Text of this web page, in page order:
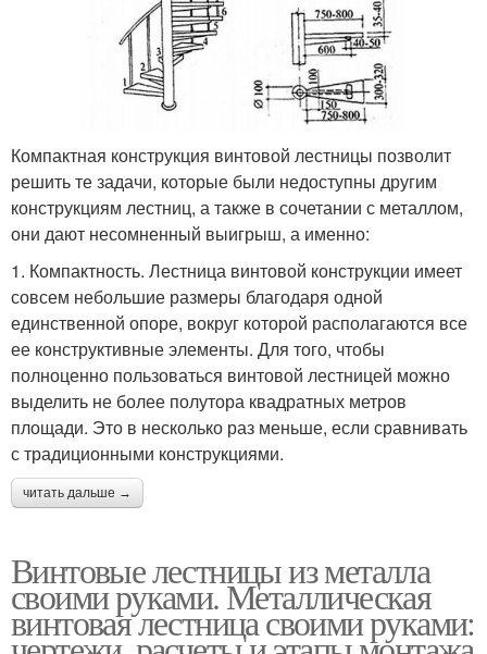
Компактная конструкция винтовой лестницы позволит
решить те задачи, которые были недоступны другим
конструкциям лестниц, а также в сочетании с металлом,
они дают несомненный выигрыш, а именно:
1. Компактность. Лестница винтовой конструкции имеет
совсем небольшие размеры благодаря одной
единственной опоре, вокруг которой располагаются все
ее конструктивные элементы. Для того, чтобы
полноценно пользоваться винтовой лестницей можно
выделить не более полутора квадратных метров
площади. Это в несколько раз меньше, если сравнивать
с традиционными конструкциями.
читать дальше →
Винтовые лестницы из металла
своими руками. Металлическая
винтовая лестница своими руками: